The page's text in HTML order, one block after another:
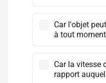
Car l'objet
à tout
Car la vitesse
rapport